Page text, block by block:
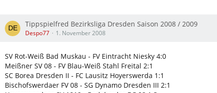
Tippspielfred Bezirksliga Dresden Saison 2008 / 2009
Despo77 1. November 2008
SV Rot-Weiß Bad Muskau - FV Eintracht Niesky 4:0
Meißner SV 08 - FV Blau-Weiß Stahl Freital 2:1
SC Borea Dresden II - FC Lausitz Hoyerswerda 1:1
Bischofswerdaer FV 08 - SG Dynamo Dresden III 2:1